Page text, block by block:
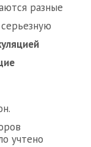
разные
учтено